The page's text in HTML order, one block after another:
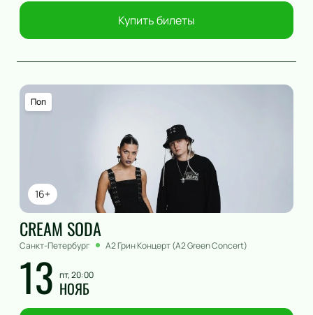
Купить билеты
16+
Поп
CREAM SODA
Санкт-Петербург А2 Грин Концерт (A2 Green Concert)
13 пт, 20:00
НОЯБ